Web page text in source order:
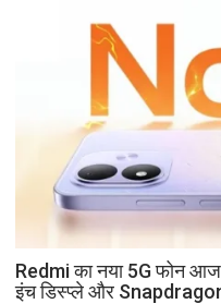
Redmi का नया 5G फोन
इंच डिस्प्ले और